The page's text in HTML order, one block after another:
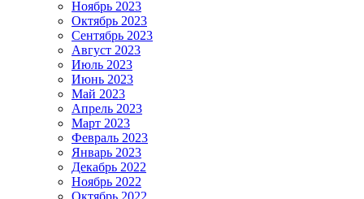
Ноябрь 2023
Октябрь 2023
Сентябрь 2023
Август 2023
Июль 2023
Июнь 2023
Май 2023
Апрель 2023
Март 2023
Февраль 2023
Январь 2023
Декабрь 2022
Ноябрь 2022
Октябрь 2022